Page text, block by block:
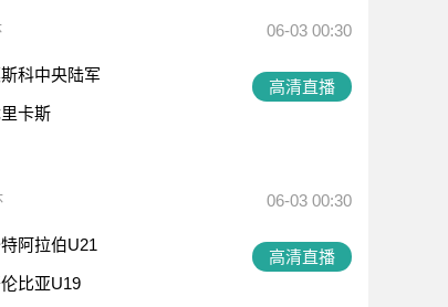
06-03 00:30
科中央陆军
卡斯
高清直播
06-03 00:30
阿拉伯U21
比亚U19
高清直播